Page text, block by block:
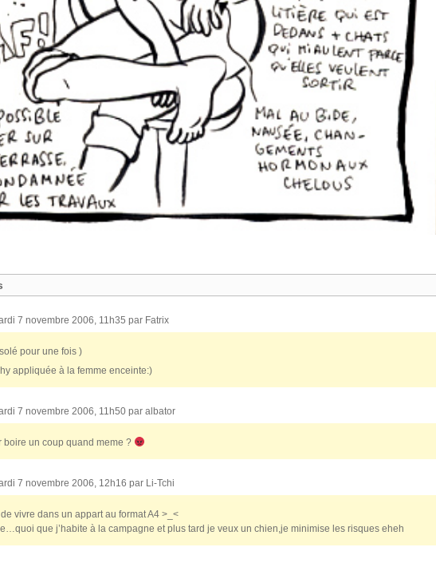
7 novembre 2006, 11h35 par Fatrix
pour une fois )
appliquée à la femme enceinte:)
7 novembre 2006, 11h50 par albator
boire un coup quand meme ?
7 novembre 2006, 12h16 par Li-Tchi
vivre dans un appart au format A4 >_<
que j’habite à la campagne et plus tard je veux un chien,je minimise les risques eheh